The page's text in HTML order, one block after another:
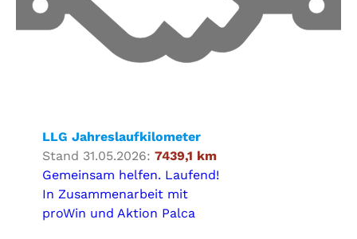
LLG Jahreslaufkilometer
Stand 31.05.2026: 7439,1 km
Gemeinsam helfen. Laufend!
In Zusammenarbeit mit
proWin und Aktion Palca